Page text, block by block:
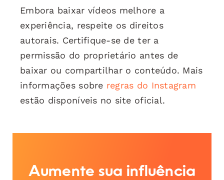
Embora baixar vídeos melhore a
experiência, respeite os direitos
autorais. Certifique-se de ter a
permissão do proprietário antes de
baixar ou compartilhar o conteúdo. Mais
informações sobre regras do Instagram
estão disponíveis no site oficial.
Aumente sua influência